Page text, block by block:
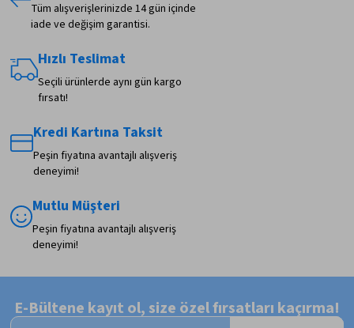
Tüm alışverişlerinizde 14 gün içinde
iade ve değişim garantisi.
Hızlı Teslimat
Seçili ürünlerde aynı gün kargo
fırsatı!
Kredi Kartına Taksit
Peşin fiyatına avantajlı alışveriş
deneyimi!
Mutlu Müşteri
Peşin fiyatına avantajlı alışveriş
deneyimi!
E-Bültene kayıt ol, size özel fırsatları kaçırma!